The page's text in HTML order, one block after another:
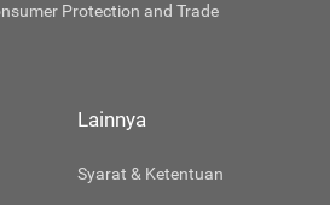
Protection and Trade
Lainnya
Syarat & Ketentuan